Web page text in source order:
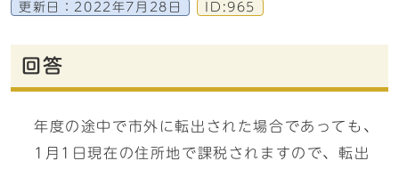
更新日： 2022年7月28日 ID:965
回答
年度の途中で市外に転出された場合であっても、
1月1日現在の住所地で課税されますので、転出